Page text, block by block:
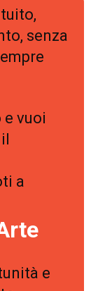
senza
vuoi
a
e